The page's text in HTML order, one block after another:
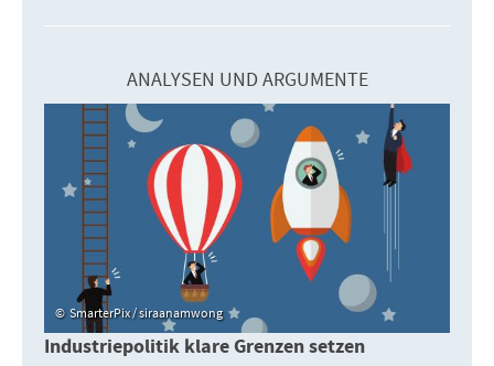
ANALYSEN UND ARGUMENTE
SmarterPix / siraanamwong
Industriepolitik klare Grenzen setzen